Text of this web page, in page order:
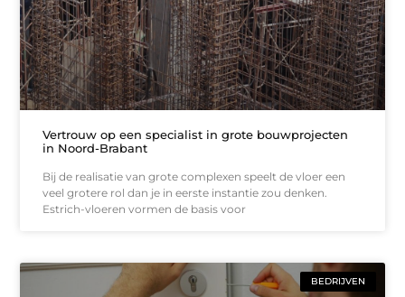
Vertrouw op een specialist in grote bouwprojecten
in Noord-Brabant
Bij de realisatie van grote complexen speelt de vloer een
veel grotere rol dan je in eerste instantie zou denken.
Estrich-vloeren vormen de basis voor
BEDRIJVEN